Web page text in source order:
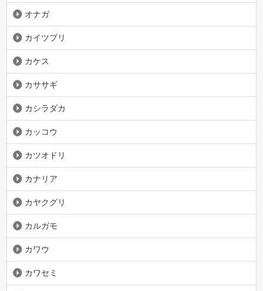
オナガ
カイツブリ
カケス
カササギ
カシラダカ
カッコウ
カツオドリ
カナリア
カヤクグリ
カルガモ
カワウ
カワセミ